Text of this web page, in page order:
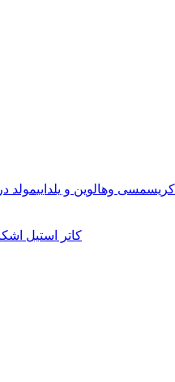
وهالوین و یلداییمولد
کاتر استیل